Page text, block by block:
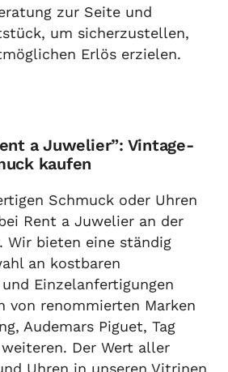
zur Seite und
um sicherzustellen,
Erlös erzielen.
a Juwelier”: Vintage-
kaufen
Schmuck oder Uhren
Rent a Juwelier an der
Wir bieten eine ständig
an kostbaren
Einzelanfertigungen
von renommierten Marken
Audemars Piguet, Tag
Der Wert aller
Uhren in unseren Vitrinen